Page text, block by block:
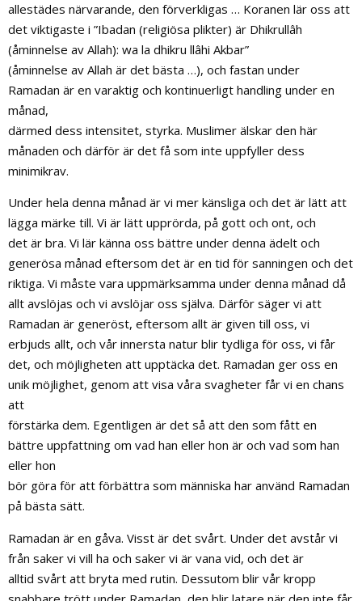
allestädes närvarande, den förverkligas … Koranen lär oss att
det viktigaste i ”Ibadan (religiösa plikter) är Dhikrullâh
(åminnelse av Allah): wa la dhikru llâhi Akbar”
(åminnelse av Allah är det bästa …), och fastan under
Ramadan är en varaktig och kontinuerligt handling under en
månad,
därmed dess intensitet, styrka. Muslimer älskar den här
månaden och därför är det få som inte uppfyller dess
minimikrav.
Under hela denna månad är vi mer känsliga och det är lätt att
lägga märke till. Vi är lätt upprörda, på gott och ont, och
det är bra. Vi lär känna oss bättre under denna ädelt och
generösa månad eftersom det är en tid för sanningen och det
riktiga. Vi måste vara uppmärksamma under denna månad då
allt avslöjas och vi avslöjar oss själva. Därför säger vi att
Ramadan är generöst, eftersom allt är given till oss, vi
erbjuds allt, och vår innersta natur blir tydliga för oss, vi får
det, och möjligheten att upptäcka det. Ramadan ger oss en
unik möjlighet, genom att visa våra svagheter får vi en chans
att
förstärka dem. Egentligen är det så att den som fått en
bättre uppfattning om vad han eller hon är och vad som han
eller hon
bör göra för att förbättra som människa har använd Ramadan
på bästa sätt.
Ramadan är en gåva. Visst är det svårt. Under det avstår vi
från saker vi vill ha och saker vi är vana vid, och det är
alltid svårt att bryta med rutin. Dessutom blir vår kropp